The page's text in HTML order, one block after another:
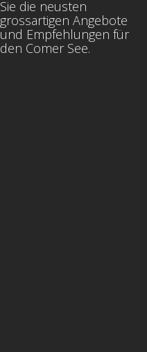
Sie die neusten
grossartigen Angebote
und Empfehlungen für
den Comer See.